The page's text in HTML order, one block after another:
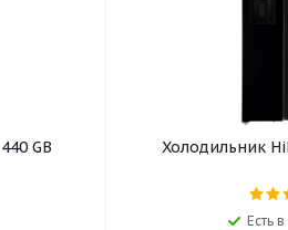
GB Холодильник
Есть